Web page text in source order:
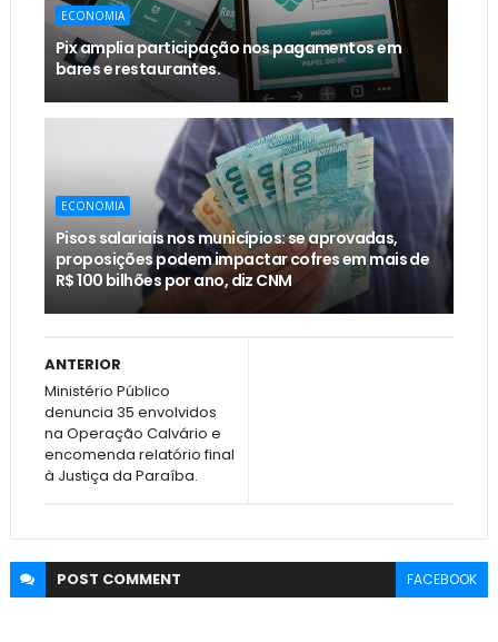
ECONOMIA
Pix amplia participação nos pagamentos em
bares e restaurantes.
ECONOMIA
Pisos salariais nos municípios: se aprovadas,
proposições podem impactar cofres em mais de
R$ 100 bilhões por ano, diz CNM
ANTERIOR
Ministério Público
denuncia 35 envolvidos
na Operação Calvário e
encomenda relatório final
à Justiça da Paraíba.
POST COMMENT FACEBOOK